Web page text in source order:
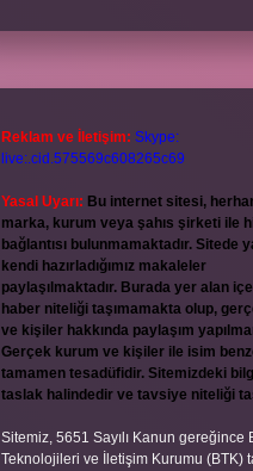
Reklam ve İletişim: Skype:
live:.cid.575569c608265c69
Yasal Uyarı: Bu internet sitesi,
marka, kurum veya şahıs şirketi ile
bağlantısı bulunmamaktadır. Sitede
kendi hazırladığımız makaleler
paylaşılmaktadır. Burada yer alan
haber niteliği taşımamakta olup,
ve kişiler hakkında paylaşım
Gerçek kurum ve kişiler ile isim
tamamen tesadüfidir. Sitemizdeki
taslak halindedir ve tavsiye niteliği
Sitemiz, 5651 Sayılı Kanun gereğince
Teknolojileri ve İletişim Kurumu (BTK)